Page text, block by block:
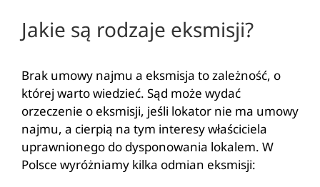
Jakie są rodzaje eksmisji?
Brak umowy najmu a eksmisja to zależność, o
której warto wiedzieć. Sąd może wydać
orzeczenie o eksmisji, jeśli lokator nie ma umowy
najmu, a cierpią na tym interesy właściciela
uprawnionego do dysponowania lokalem. W
Polsce wyróżniamy kilka odmian eksmisji: